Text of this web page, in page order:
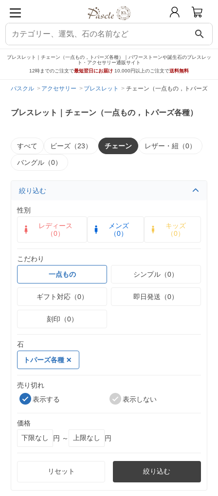
search
ブレスレット｜チェーン（一点もの，トパーズ各種）｜パワーストーンや誕生石のブレスレッ
ト・アクセサリー通販サイト
12時までのご注文で最短翌日にお届け 10,000円以上のご注文で送料無料
パスクル アクセサリー ブレスレット チェーン（一点もの，トパーズ各
ブレスレット｜チェーン（一点もの，トパーズ各種）
すべて ビーズ（23） チェーン レザー・紐（0）
バングル（0）
絞り込む
性別
レディース
（0）
メンズ
（0）
キッズ
（0）
こだわり
一点もの
シンプル（0）
ギフト対応（0） 即日発送（0）
刻印（0）
石
トパーズ各種
売り切れ
表示する
表示しない
価格
円 ～
円
リセット 絞り込む